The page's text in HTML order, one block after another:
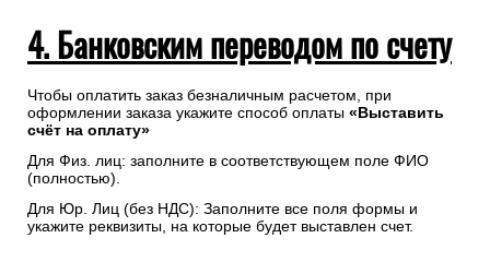
от обслуживающего банка.
На указанный при оформлении заказа адрес электронной
платежа и электронный кассовый чек.
Введенная контактная информация не будет
предоставлена третьим лицам за исключением
случаев, предусмотренных законодательством РФ.
4. Банковским переводом по счету